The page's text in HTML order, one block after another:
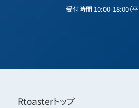
受付時間 10:00-18:00（平
Rtoasterトップ